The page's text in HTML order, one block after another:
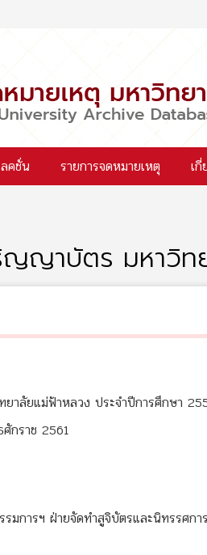
คชั่น รายการจดหมายเหตุ เ
ญาบัตร มหาวิท
าลัยแม่ฟ้าหลวง ประจำปีการศึกษา
กราช 2561
มการฯ ฝ่ายจัดทำสูจิบัตรและนิทรรศการ